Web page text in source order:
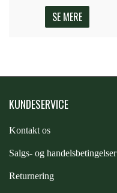
SE MERE
KUNDESERVICE
Kontakt os
Salgs- og handelsbetingelser
Returnering